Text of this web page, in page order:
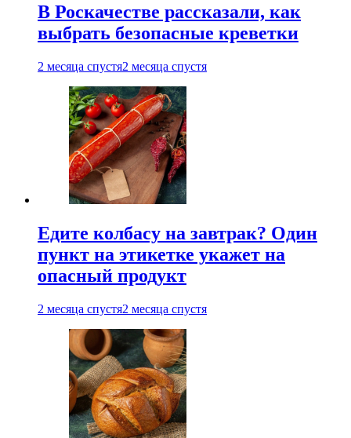
В Роскачестве рассказали, как
выбрать безопасные креветки
2 месяца спустя2 месяца спустя
Едите колбасу на завтрак? Один
пункт на этикетке укажет на
опасный продукт
2 месяца спустя2 месяца спустя